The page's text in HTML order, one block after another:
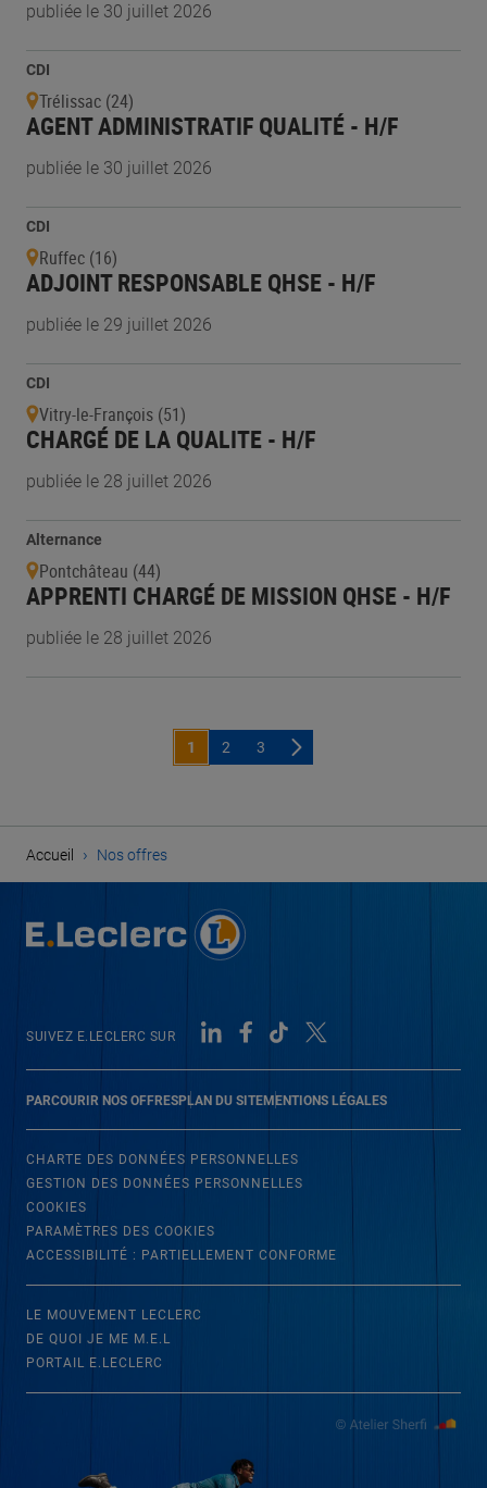
publiée le 30 juillet 2026
CDI
Trélissac (24)
AGENT ADMINISTRATIF QUALITÉ - H/F
publiée le 30 juillet 2026
CDI
Ruffec (16)
ADJOINT RESPONSABLE QHSE - H/F
publiée le 29 juillet 2026
CDI
Vitry-le-François (51)
CHARGÉ DE LA QUALITE - H/F
publiée le 28 juillet 2026
Alternance
Pontchâteau (44)
APPRENTI CHARGÉ DE MISSION QHSE - H/F
publiée le 28 juillet 2026
1 2 3
Accueil › Nos offres
PARCOURIR NOS OFFRESPLAN DU SITEMENTIONS LÉGALES
SUIVEZ E.LECLERC SUR
CHARTE DES DONNÉES PERSONNELLES
GESTION DES DONNÉES PERSONNELLES
COOKIES
PARAMÈTRES DES COOKIES
ACCESSIBILITÉ : PARTIELLEMENT CONFORME
LE MOUVEMENT LECLERC
DE QUOI JE ME M.E.L
PORTAIL E.LECLERC